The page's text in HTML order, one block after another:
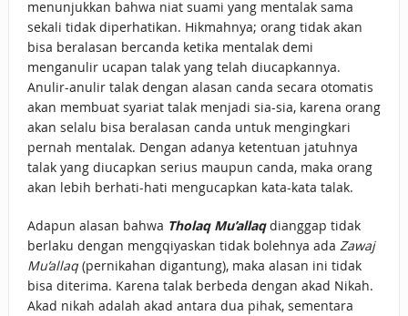
menunjukkan bahwa niat suami yang mentalak sama
sekali tidak diperhatikan. Hikmahnya; orang tidak akan
bisa beralasan bercanda ketika mentalak demi
menganulir ucapan talak yang telah diucapkannya.
Anulir-anulir talak dengan alasan canda secara otomatis
akan membuat syariat talak menjadi sia-sia, karena orang
akan selalu bisa beralasan canda untuk mengingkari
pernah mentalak. Dengan adanya ketentuan jatuhnya
talak yang diucapkan serius maupun canda, maka orang
akan lebih berhati-hati mengucapkan kata-kata talak.
Adapun alasan bahwa Tholaq Mu’allaqdianggap tidak
berlaku dengan mengqiyaskan tidak bolehnya ada Zawaj
Mu’allaq(pernikahan digantung), maka alasan ini tidak
bisa diterima. Karena talak berbeda dengan akad Nikah.
Akad nikah adalah akad antara dua pihak, sementara